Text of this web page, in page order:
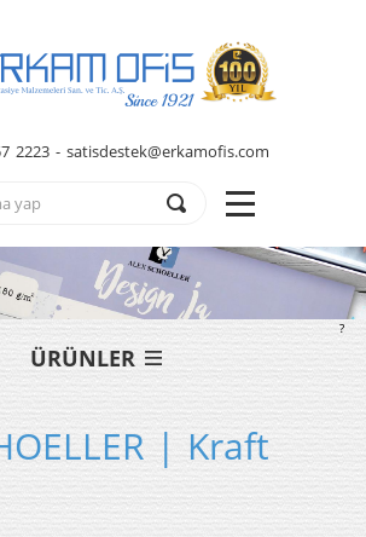
2223 - satisdestek@erkamofis.com
ÜRÜNLER
| Kraft
?